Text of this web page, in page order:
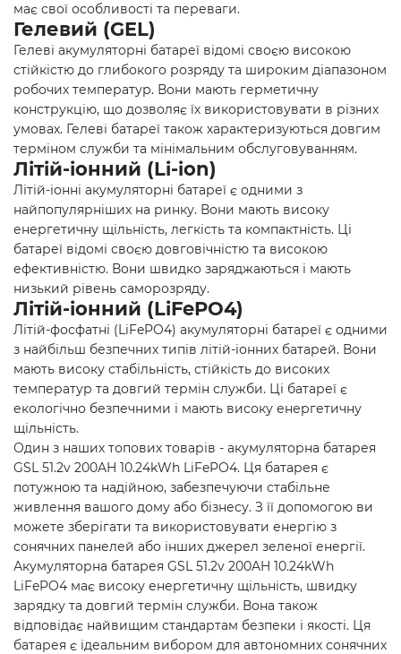
має свої особливості та переваги.
Гелевий (GEL)
Гелеві акумуляторні батареї відомі своєю високою
стійкістю до глибокого розряду та широким діапазоном
робочих температур. Вони мають герметичну
конструкцію, що дозволяє їх використовувати в різних
умовах. Гелеві батареї також характеризуються довгим
терміном служби та мінімальним обслуговуванням.
Літій-іонний (Li-ion)
Літій-іонні акумуляторні батареї є одними з
найпопулярніших на ринку. Вони мають високу
енергетичну щільність, легкість та компактність. Ці
батареї відомі своєю довговічністю та високою
ефективністю. Вони швидко заряджаються і мають
низький рівень саморозряду.
Літій-іонний (LiFePO4)
Літій-фосфатні (LiFePO4) акумуляторні батареї є одними
з найбільш безпечних типів літій-іонних батарей. Вони
мають високу стабільність, стійкість до високих
температур та довгий термін служби. Ці батареї є
екологічно безпечними і мають високу енергетичну
щільність.
Один з наших топових товарів - акумуляторна батарея
GSL 51.2v 200AH 10.24kWh LiFePO4. Ця батарея є
потужною та надійною, забезпечуючи стабільне
живлення вашого дому або бізнесу. З її допомогою ви
можете зберігати та використовувати енергію з
сонячних панелей або інших джерел зеленої енергії.
Акумуляторна батарея GSL 51.2v 200AH 10.24kWh
LiFePO4 має високу енергетичну щільність, швидку
зарядку та довгий термін служби. Вона також
відповідає найвищим стандартам безпеки і якості. Ця
батарея є ідеальним вибором для автономних сонячних